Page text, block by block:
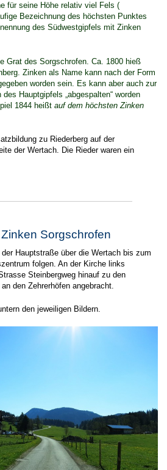
für seine Höhe relativ viel Fels (
Bezeichnung des höchsten Punktes
des Südwestgipfels mit Zinken
Grat des Sorgschrofen. Ca. 1800 hieß
Zinken als Name kann nach der Form
worden sein. Es kann aber auch zur
Hauptgipfels „abgespalten“ worden
1844 heißt auf dem höchsten Zinken
zu Riederberg auf der
der Wertach. Die Rieder waren ein
Sorgschrofen
Hauptstraße über die Wertach bis zum
folgen. An der Kirche links
Steinbergweg hinauf zu den
den Zehrerhöfen angebracht.
den jeweiligen Bildern.